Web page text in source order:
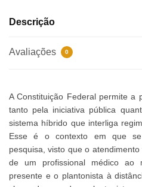
quantidade
Descrição
Avaliações 0
A Constituição Federal permite a
tanto pela iniciativa pública
sistema híbrido que interliga
Esse é o contexto em que
pesquisa, visto que o
de um profissional médico ao
presente e o plantonista à